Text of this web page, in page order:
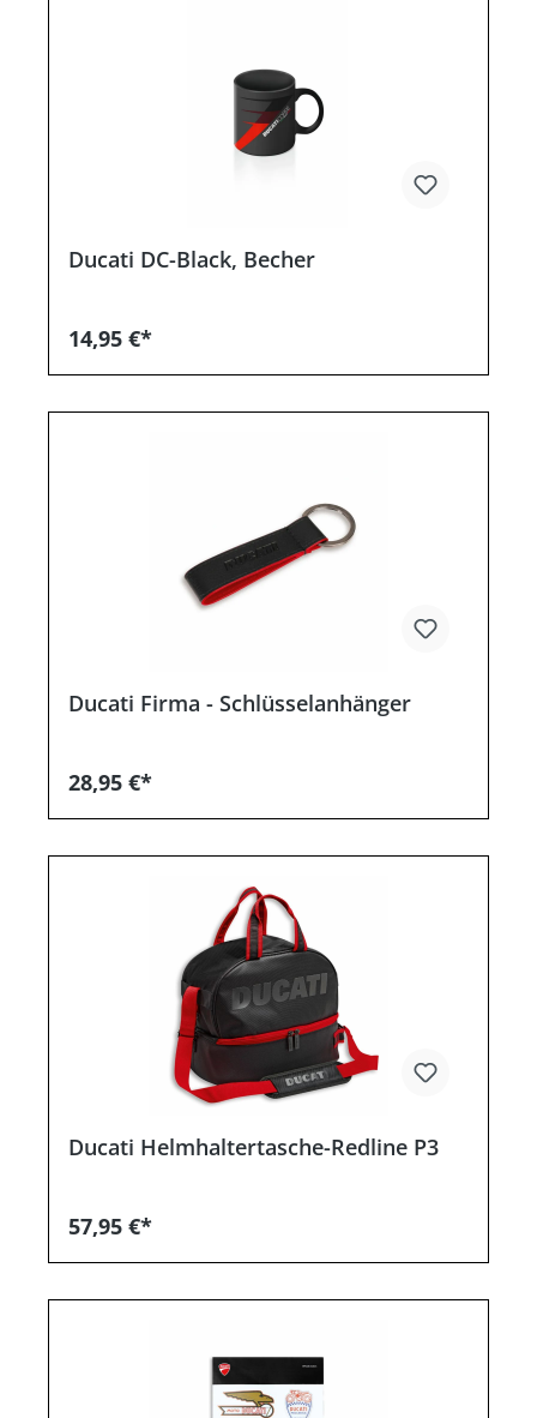
Ducati DC-Black, Becher
14,95 €*
Ducati Firma - Schlüsselanhänger
28,95 €*
Ducati Helmhaltertasche-Redline P3
57,95 €*